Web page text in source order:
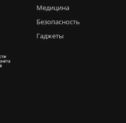
Медицина
Безопасность
Гаджеты